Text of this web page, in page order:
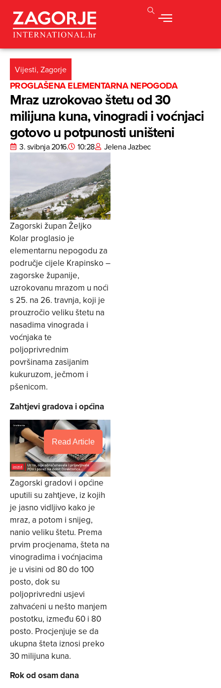
Vijesti, Zagorje
PROGLAŠENA ELEMENTARNA NEPOGODA
Mraz uzrokovao štetu od 30
milijuna kuna, vinogradi i voćnjaci
gotovo u potpunosti uništeni
3. svibnja 2016. 10:28 Jelena Jazbec
Zagorski župan Željko
Kolar proglasio je
elementarnu nepogodu za
područje cijele Krapinsko –
zagorske županije,
uzrokovanu mrazom u noći
s 25. na 26. travnja, koji je
prouzročio veliku štetu na
nasadima vinograda i
voćnjaka te
poljoprivrednim
površinama zasijanim
kukuruzom, ječmom i
pšenicom.
Zahtjevi gradova i općina
Read Article
Zagorski gradovi i općine
uputili su zahtjeve, iz kojih
je jasno vidljivo kako je
mraz, a potom i snijeg,
nanio veliku štetu. Prema
prvim procjenama, šteta na
vinogradima i voćnjacima
je u visini od 80 do 100
posto, dok su
poljoprivredni usjevi
zahvaćeni u nešto manjem
postotku, između 60 i 80
posto. Procjenjuje se da
ukupna šteta iznosi preko
30 milijuna kuna.
Rok od osam dana